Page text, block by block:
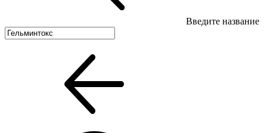
Введите название